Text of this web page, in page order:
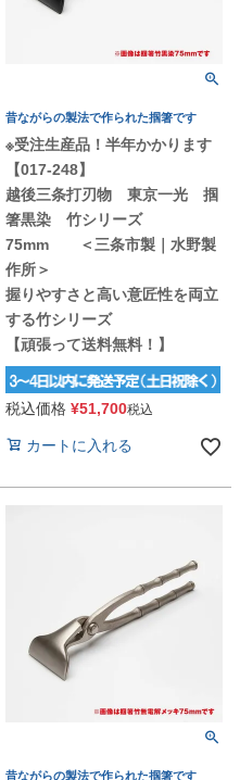
昔ながらの製法で作られた掴箸です
※受注生産品！半年かかります
【017-248】
越後三条打刃物 東京一光 掴
箸黒染 竹シリーズ
75mm ＜三条市製｜水野製
作所＞
握りやすさと高い意匠性を両立
する竹シリーズ
【頑張って送料無料！】
税込価格 ¥51,700税込
カートに入れる
昔ながらの製法で作られた掴箸です